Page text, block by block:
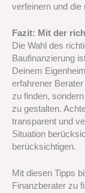
verfeinern und die
Fazit: Mit der
Die Wahl des
Baufinanzierung
Deinem
erfahrener
zu finden,
zu gestalten.
transparent und
Situation
berücksichtigen.
Mit diesen Tipps
Finanzberater zu